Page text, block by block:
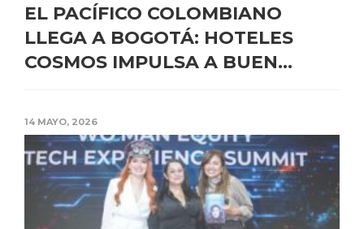
EL PACÍFICO COLOMBIANO
LLEGA A BOGOTÁ: HOTELES
COSMOS IMPULSA A BUEN...
14 MAYO, 2026